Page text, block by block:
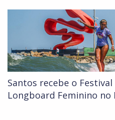
Santos recebe o
Longboard Feminino no